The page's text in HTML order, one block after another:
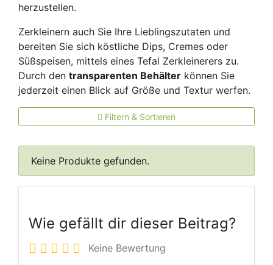
herzustellen.
Zerkleinern auch Sie Ihre Lieblingszutaten und
bereiten Sie sich köstliche Dips, Cremes oder
Süßspeisen, mittels eines Tefal Zerkleinerers zu.
Durch den transparenten Behälter können Sie
jederzeit einen Blick auf Größe und Textur werfen.
Filtern & Sortieren
Keine Produkte gefunden.
Wie gefällt dir dieser Beitrag?
Keine Bewertung